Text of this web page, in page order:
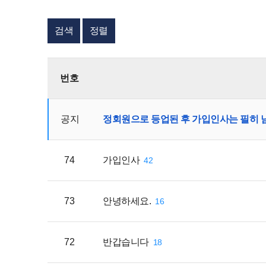
검색 정렬
번호
공지 정회원으로 등업된 후 가입인사는 필히
74 가입인사 42
73 안녕하세요. 16
72 반갑습니다 18